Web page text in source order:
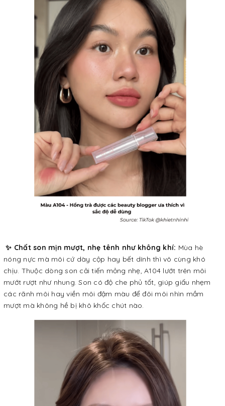
✨ Chất son mịn mượt, nhẹ tênh như không khí: Mùa hè
nóng nực mà môi cứ dày cộp hay bết dính thì vô cùng khó
chịu. Thuộc dòng son cải tiến mỏng nhẹ, A104 lướt trên môi
mướt rượt như nhung. Son có độ che phủ tốt, giúp giấu nhẹm
các rãnh môi hay viền môi đậm màu để đôi môi nhìn mầm
mượt mà không hề bị khô khốc chút nào.